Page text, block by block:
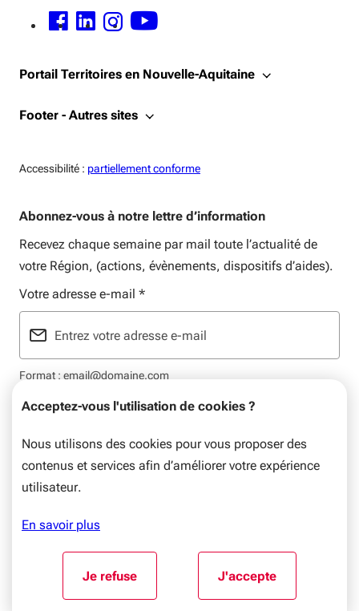
Acceptez-vous l'utilisation de cookies ?
Nous utilisons des cookies pour vous proposer des
contenus et services afin d’améliorer votre expérience
utilisateur.
En savoir plus
Je refuse
l'utilisation de cookies
J'accepte
l'utilisation de
FACEBOOK - OUVERTURE DANS UNE NOUVELLE FENÊTRE
LINKEDIN - OUVERTURE DANS UNE NOUVELLE FENÊTRE
INSTAGRAM - OUVERTURE DANS UNE NOUVELLE FENÊTRE
YOUTUBE - OUVERTURE DANS UNE NOUVELLE FENÊTRE
Portail Territoires en Nouvelle-Aquitaine
Footer - Autres sites
Accessibilité : Accessiblité:
partiellement conforme
Abonnez-vous à notre lettre d’information
Recevez chaque semaine par mail toute l’actualité de
votre Région, (actions, évènements, dispositifs d’aides).
Votre adresse e-mail *
Format : email@domaine.com
Mentions légales
Aller au début du contenu